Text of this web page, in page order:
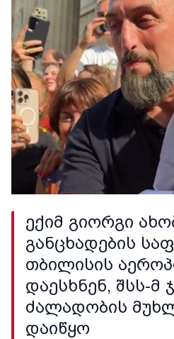
ექიმ გიორგი
განცხადების
თბილისის
დაესხნენ, შსს-მ
ძალადობის
დაიწყო